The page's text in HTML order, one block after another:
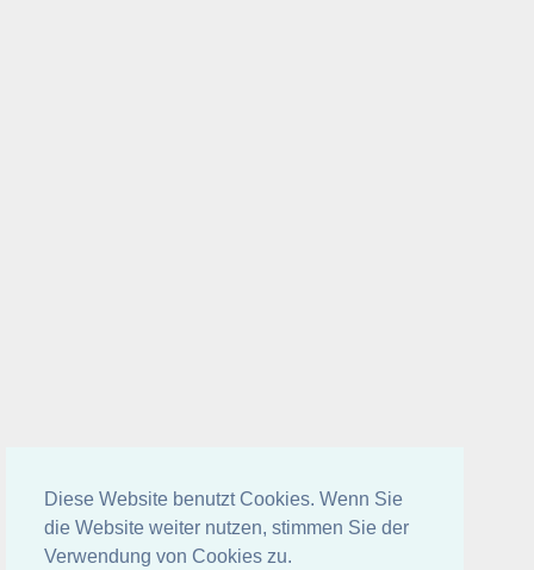
Diese Website benutzt Cookies. Wenn Sie
die Website weiter nutzen, stimmen Sie der
Verwendung von Cookies zu.